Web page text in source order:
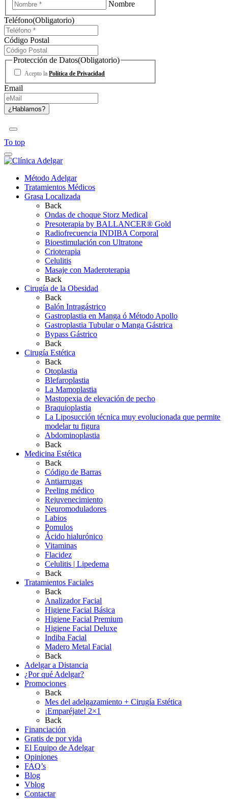
Nombre
Teléfono(Obligatorio)
Código Postal
Protección de Datos(Obligatorio)
Acepto la Política de Privacidad
Email
To top
Método Adelgar
Tratamientos Médicos
Grasa Localizada
Back
Ondas de choque Storz Medical
Presoterapia by BALLANCER® Gold
Radiofrecuencia INDIBA Corporal
Bioestimulación con Ultratone
Crioterapia
Celulitis
Masaje con Maderoterapia
Back
Cirugía de la Obesidad
Back
Balón Intragástrico
Gastroplastia en Manga ó Método Apollo
Gastroplastia Tubular o Manga Gástrica
Bypass Gástrico
Back
Cirugía Estética
Back
Otoplastia
Blefaroplastia
La Mamoplastia
Mastopexia de elevación de pecho
Braquioplastia
La Liposucción técnica muy evolucionada que permite
modelar tu figura
Abdominoplastia
Back
Medicina Estética
Back
Código de Barras
Antiarrugas
Peeling médico
Rejuvenecimiento
Neuromoduladores
Labios
Pomulos
Ácido hialurónico
Vitaminas
Flacidez
Celulitis | Lipedema
Back
Tratamientos Faciales
Back
Analizador Facial
Higiene Facial Básica
Higiene Facial Premium
Higiene Facial Deluxe
Indiba Facial
Madero Metal Facial
Back
Adelgar a Distancia
¿Por qué Adelgar?
Promociones
Back
Mes del adelgazamiento + Cirugía Estética
¡Emparéjate! 2×1
Back
Financiación
Gratis de por vida
El Equipo de Adelgar
Opiniones
FAQ’s
Blog
Vblog
Contactar